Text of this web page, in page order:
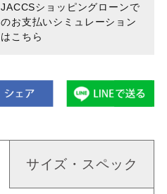
JACCSショッピングローンで
のお支払いシミュレーション
はこちら
サイズ・スペック